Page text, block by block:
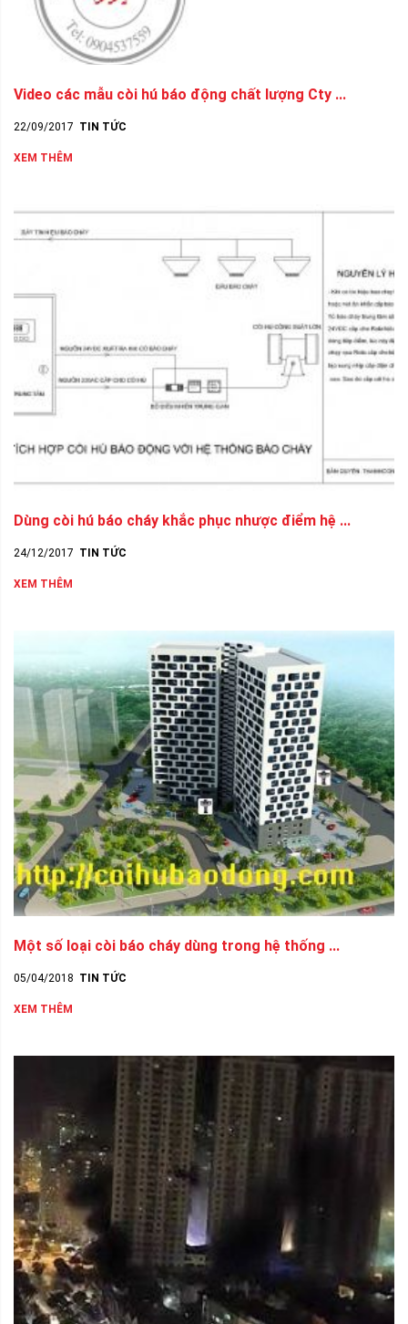
Video các mẫu còi hú báo động chất lượng Cty ...
22/09/2017 TIN TỨC
XEM THÊM
Dùng còi hú báo cháy khắc phục nhược điểm hệ ...
24/12/2017 TIN TỨC
XEM THÊM
Một số loại còi báo cháy dùng trong hệ thống ...
05/04/2018 TIN TỨC
XEM THÊM